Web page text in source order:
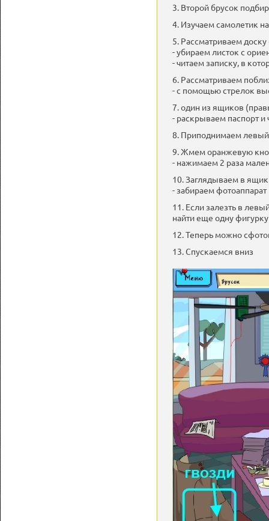
3. Второй брусок
4. Изучаем самолетик
5. Рассматриваем
- убираем листок с
- читаем записку, в
6. Рассматриваем
- с помощью стрелок
7. один из ящиков
- раскрываем паспорт и
8. Приподнимаем левый
9. Жмем оранжевую
- нажимаем 2 раза
10. Заглядываем в
- забираем фотоаппарат
11. Если залезть в
найти еще одну
12. Теперь можно
13. Спускаемся вниз